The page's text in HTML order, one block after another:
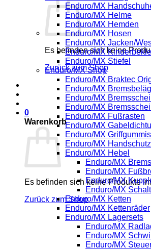
Es befinden sich keine
Zurück zum Shop
0
Warenkorb
Es befinden sich keine Produkte
Zurück zum Shop
Enduro/MX
Enduro/MX Helme
Enduro/MX Hemden
Enduro/MX Hosen
Enduro/MX Jacken/
Enduro/MX
Enduro/MX Stiefel
Enduro/MX Shop
Enduro/MX Braktec
Enduro/MX
Enduro/MX
Enduro/MX
Enduro/MX Fußrasten
Enduro/MX
Enduro/MX Griffgummis
Enduro/MX Handschutz
Enduro/MX Hebel
Enduro/MX
Enduro/MX
Enduro/MX
Enduro/MX
Enduro/MX Ketten
Enduro/MX Kettenräder
Enduro/MX Lagersets
Enduro/MX
Enduro/MX
Enduro/MX